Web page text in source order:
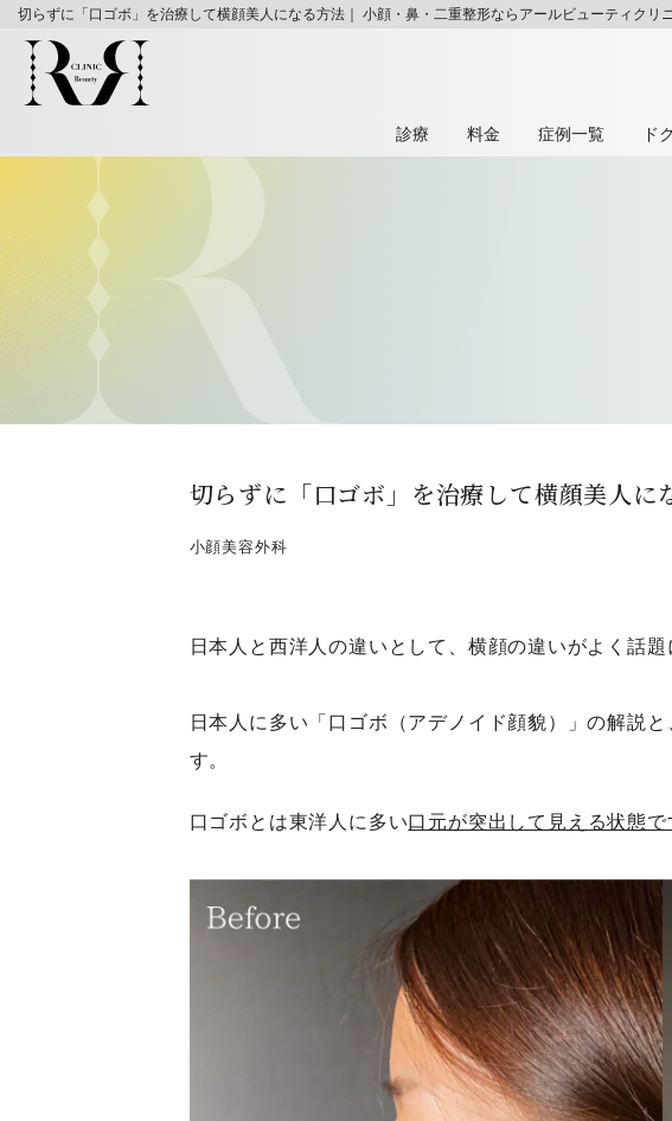
切らずに「口ゴボ」を治療して横顔美人になる方法｜ 小顔・鼻・二重整形ならアールビューティクリ
診療 料⾦ 症例⼀覧 ド
切らずに「口ゴボ」を治療して横顔美人に
小顔美容外科
日本人と西洋人の違いとして、横顔の違いがよく話題
日本人に多い「口ゴボ（アデノイド顔貌）」の解説
す。
口ゴボとは東洋人に多い口元が突出して見える状態で